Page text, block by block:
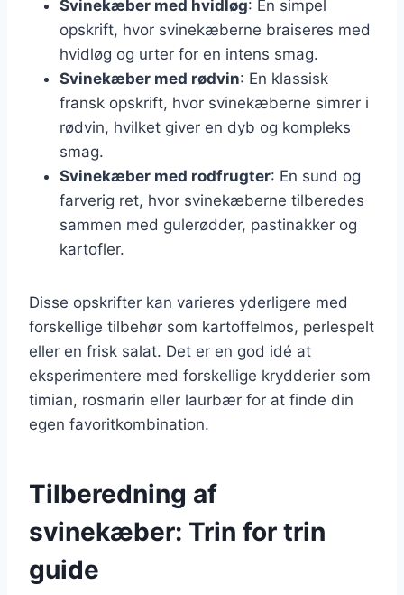
Svinekæber med hvidløg: En simpel
opskrift, hvor svinekæberne braiseres med
hvidløg og urter for en intens smag.
Svinekæber med rødvin: En klassisk
fransk opskrift, hvor svinekæberne simrer i
rødvin, hvilket giver en dyb og kompleks
smag.
Svinekæber med rodfrugter: En sund og
farverig ret, hvor svinekæberne tilberedes
sammen med gulerødder, pastinakker og
kartofler.
Disse opskrifter kan varieres yderligere med
forskellige tilbehør som kartoffelmos, perlespelt
eller en frisk salat. Det er en god idé at
eksperimentere med forskellige krydderier som
timian, rosmarin eller laurbær for at finde din
egen favoritkombination.
Tilberedning af
svinekæber: Trin for trin
guide